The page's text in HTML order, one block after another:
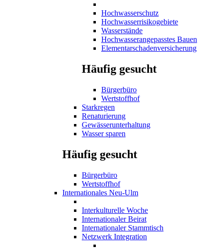
Hochwasserschutz
Hochwasserrisikogebiete
Wasserstände
Hochwasserangepasstes Bauen
Elementarschadenversicherung
Häufig gesucht
Bürgerbüro
Wertstoffhof
Starkregen
Renaturierung
Gewässerunterhaltung
Wasser sparen
Häufig gesucht
Bürgerbüro
Wertstoffhof
Internationales Neu-Ulm
Interkulturelle Woche
Internationaler Beirat
Internationaler Stammtisch
Netzwerk Integration